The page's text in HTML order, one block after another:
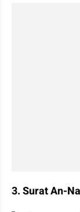
3. Surat An-